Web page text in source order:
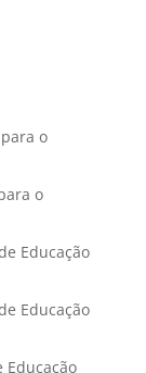
o
o
Educação
Educação
Educação